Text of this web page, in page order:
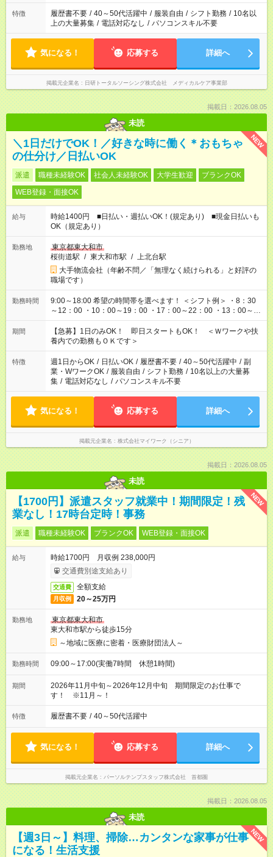
合は応募できません。
特徴 履歴書不要 / 40～50代活躍中 / 服装自由 / シフト勤務 / 10名以
上の大量募集 / 電話対応なし / パソコンスキル不要
気になる！ 応募する 詳細へ
掲載元企業名 日研トータルソーシング株式会社 メディカルケア事業部
掲載日：2026.08.05
未読
NEW
＼1日だけでOK！／好きな時に働く＊おもちゃ
の仕分け／日払いOK
派遣 職種未経験OK 社会人未経験OK 大学生歓迎
ブランクOK
WEB登録・面接OK
給与
時給1400円 ■日払い・週払いOK！(規定あり) ■現金日払いも
OK（規定あり）
勤務地
東京都東大和市
桜街道駅 / 東大和市駅 / 上北台駅
大手物流会社（年齢不問／「無理なく続けられる」と好評の
職場です）
勤務時間
9:00～18:00 希望の時間帯を選べます！ ＜シフト例＞ ・8：30
～12：00 ・10：00～19：00 ・17：00～22：00 ・13：00～
22：00 ・22：00～翌6：00 など
期間
【急募】1日のみOK！ 即日スタートもOK！ ＜Ｗワークや扶
養内での勤務もＯＫです＞
特徴 週1日からOK / 日払いOK / 履歴書不要 / 40～50代活躍中 / 副
業・WワークOK / 服装自由 / シフト勤務 / 10名以上の大量募
集 / 電話対応なし / パソコンスキル不要
気になる！ 応募する 詳細へ
掲載元企業名 株式会社マイワーク（シニア）
掲載日：2026.08.05
未読
NEW
【1700円】派遣スタッフ就業中！期間限定！残
業なし！17時台定時！事務
派遣 職種未経験OK ブランクOK WEB登録・面接OK
給与
時給1700円 月収例 238,000円
交通費別途支給あり
交通費 全額支給
月収例 20～25万円
勤務地
東京都東大和市
東大和市駅から徒歩15分
～地域に医療に密着・医療財団法人～
勤務時間 09:00～17:00(実働7時間 休憩1時間)
期間
2026年11月中旬～2026年12月中旬 期間限定のお仕事で
す！ ※11月～！
特徴 履歴書不要 / 40～50代活躍中
気になる！ 応募する 詳細へ
掲載元企業名 パーソルテンプスタッフ株式会社 首都圏
掲載日：2026.08.05
未読
NEW
【週3日～】料理、掃除…カンタンな家事が仕事
になる！生活支援